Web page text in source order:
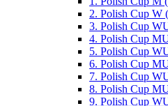
2. Polish Cup W
3. Polish Cup
4. Polish Cup
5. Polish Cup
6. Polish Cup
7. Polish Cup
8. Polish Cup
9. Polish Cup